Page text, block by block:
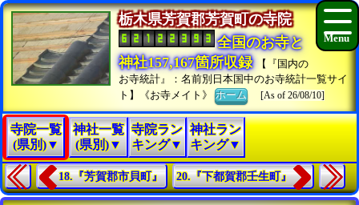
栃木県芳賀郡芳賀町の寺院
全国のお寺と
神社157,167箇所収録
【『国内の
お寺統計』：名前別日本国中のお寺統計一覧サイ
ト】《お寺メイト》ホーム [As of 26/08/10]
寺院一覧
(県別)▼
神社一覧
(県別)▼
寺院ラン
キング▼
神社ラン
キング▼
18.『芳賀郡市貝町』 20.『下都賀郡壬生町』